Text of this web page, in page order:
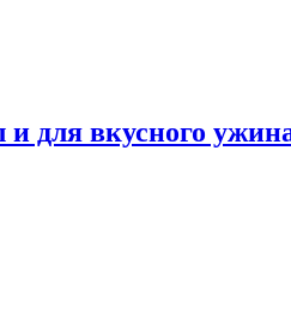
и для вкусного